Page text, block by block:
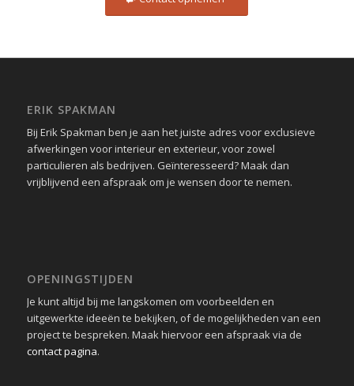
ERIK SPAKMAN
Bij Erik Spakman ben je aan het juiste adres voor exclusieve
afwerkingen voor interieur en exterieur, voor zowel
particulieren als bedrijven. Geïnteresseerd? Maak dan
vrijblijvend een afspraak om je wensen door te nemen.
OPENINGSTIJDEN
Je kunt altijd bij me langskomen om voorbeelden en
uitgewerkte ideeën te bekijken, of de mogelijkheden van een
project te bespreken. Maak hiervoor een afspraak via de
contact pagina.